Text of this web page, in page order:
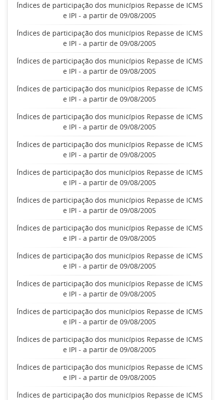
Índices de participação dos municípios Repasse de ICMS
e IPI - a partir de 09/08/2005
Índices de participação dos municípios Repasse de ICMS
e IPI - a partir de 09/08/2005
Índices de participação dos municípios Repasse de ICMS
e IPI - a partir de 09/08/2005
Índices de participação dos municípios Repasse de ICMS
e IPI - a partir de 09/08/2005
Índices de participação dos municípios Repasse de ICMS
e IPI - a partir de 09/08/2005
Índices de participação dos municípios Repasse de ICMS
e IPI - a partir de 09/08/2005
Índices de participação dos municípios Repasse de ICMS
e IPI - a partir de 09/08/2005
Índices de participação dos municípios Repasse de ICMS
e IPI - a partir de 09/08/2005
Índices de participação dos municípios Repasse de ICMS
e IPI - a partir de 09/08/2005
Índices de participação dos municípios Repasse de ICMS
e IPI - a partir de 09/08/2005
Índices de participação dos municípios Repasse de ICMS
e IPI - a partir de 09/08/2005
Índices de participação dos municípios Repasse de ICMS
e IPI - a partir de 09/08/2005
Índices de participação dos municípios Repasse de ICMS
e IPI - a partir de 09/08/2005
Índices de participação dos municípios Repasse de ICMS
e IPI - a partir de 09/08/2005
Índices de participação dos municípios Repasse de ICMS